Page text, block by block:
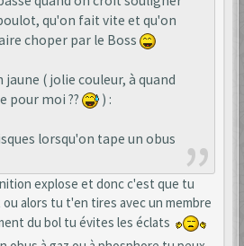
qu'on fait vite et qu'on
choper par le Boss
jaune ( jolie couleur, à quand
pour moi ??
) :
lorsqu'on tape un obus
explose et donc c'est que tu
alors tu t'en tires avec un membre
du bol tu évites les éclats